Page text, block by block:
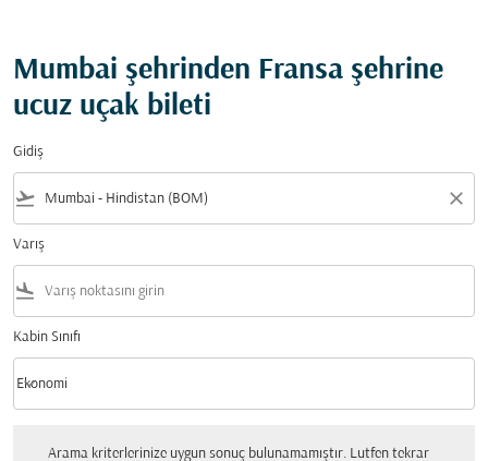
Mumbai şehrinden Fransa şehrine
ucuz uçak bileti
Gidiş
flight_takeoff close
Varış
flight_land
Kabin Sınıfı
Kabin Sınıfı option Ekonomi Selected
Ekonomi
keyboard_arrow_down
Arama kriterlerinize uygun sonuç bulunamamıştır. Lutfen tekrar